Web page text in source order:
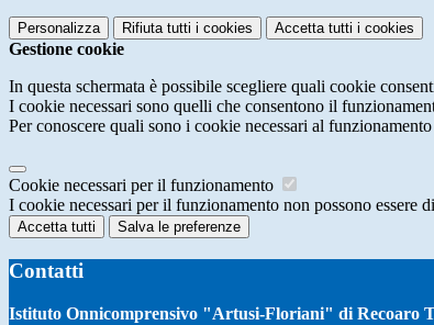
Personalizza Rifiuta tutti i cookies Accetta tutti i cookies
Gestione cookie
In questa schermata è possibile scegliere quali cookie
I cookie necessari sono quelli che consentono il
Per conoscere quali sono i cookie necessari al
Cookie necessari per il funzionamento
I cookie necessari per il funzionamento non possono
Accetta tutti Salva le preferenze
Contatti
Istituto Onnicomprensivo "Artusi-Floriani" di Recoaro